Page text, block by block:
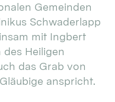
Gemeinden
Schwaderlapp
mit Ingbert
Heiligen
das Grab von
anspricht.